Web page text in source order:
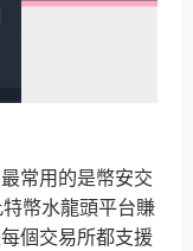
常用的是幣安交
幣水龍頭平台賺
個交易所都支援